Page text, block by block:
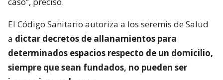
El Código Sanitario autoriza a los seremis de Salud
a dictar decretos de allanamientos para
determinados espacios respecto de un domicilio,
siempre que sean fundados, no pueden ser